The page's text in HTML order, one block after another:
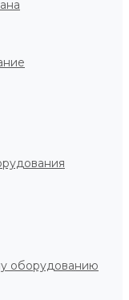
оборудованию